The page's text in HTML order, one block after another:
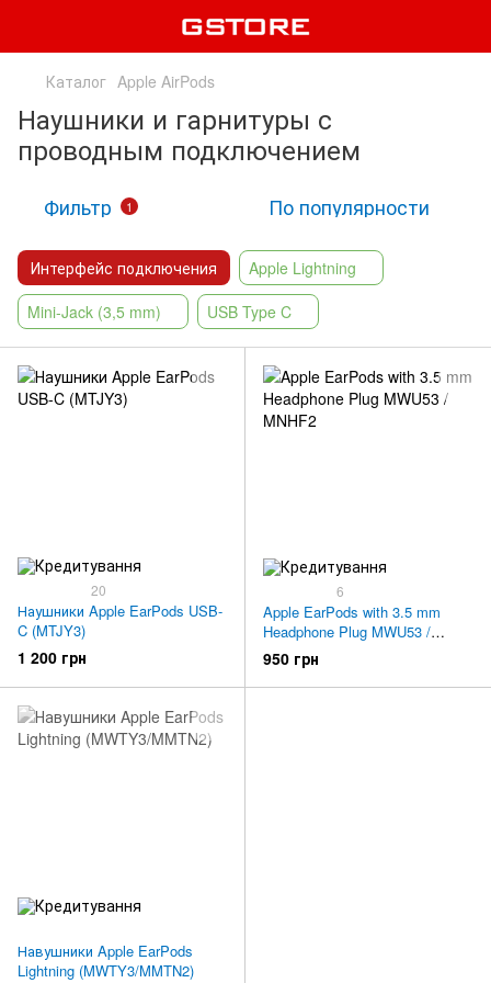
Каталог Apple AirPods
Наушники и гарнитуры с
проводным подключением
Фильтр 1 По популярности
Интерфейс подключения
Apple Lightning
Mini-Jack (3,5 mm)
USB Type C
20
Наушники Apple EarPods USB-
C (MTJY3)
1 200 грн
6
Apple EarPods with 3.5 mm
Headphone Plug MWU53 /
MNHF2
950 грн
Навушники Apple EarPods
Lightning (MWTY3/MMTN2)